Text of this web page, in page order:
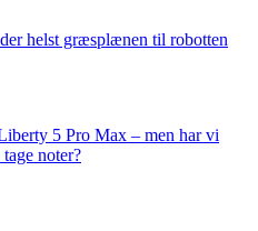
helst græsplænen til robotten
5 Pro Max – men har vi
noter?